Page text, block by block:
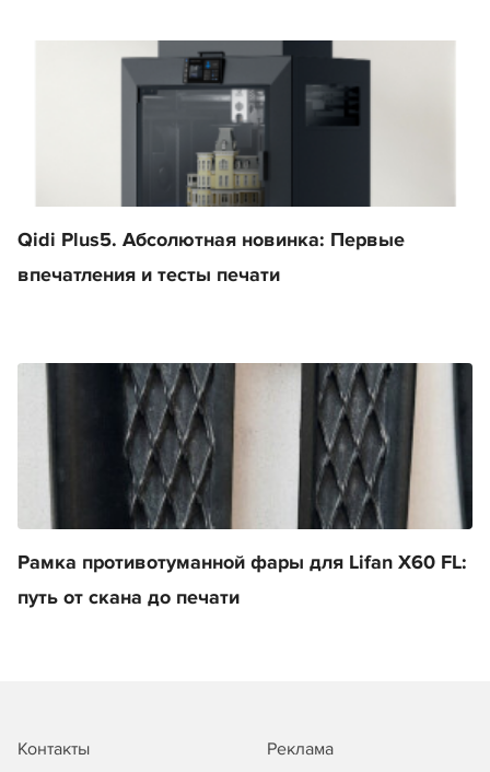
Qidi Plus5. Абсолютная новинка: Первые
впечатления и тесты печати
Рамка противотуманной фары для Lifan X60 FL:
путь от скана до печати
Контакты Реклама